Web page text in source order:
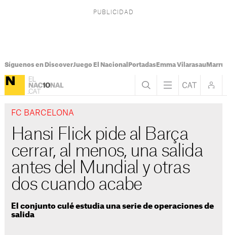
Síguenos en DiscoverJuego El Nacional PortadasEmma Vilarasau
FC BARCELONA
Hansi Flick pide al Barça
cerrar, al menos, una salida
antes del Mundial y otras
dos cuando acabe
El conjunto culé estudia una serie de operaciones de
salida